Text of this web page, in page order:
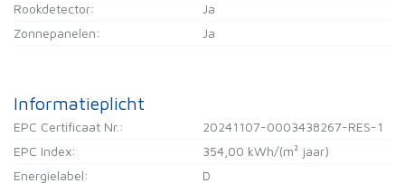
Rookdetector:
Ja
Zonnepanelen:
Ja
Informatieplicht
EPC Certificaat Nr.:
20241107-0003438267-RES-1
EPC Index:
354,00 kWh/(m² jaar)
Energielabel:
D